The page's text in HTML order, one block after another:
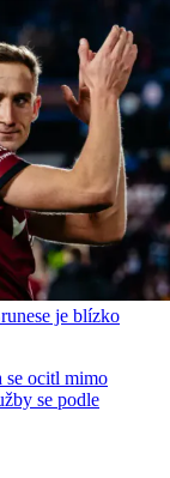
je blízko
se ocitl mimo
se podle